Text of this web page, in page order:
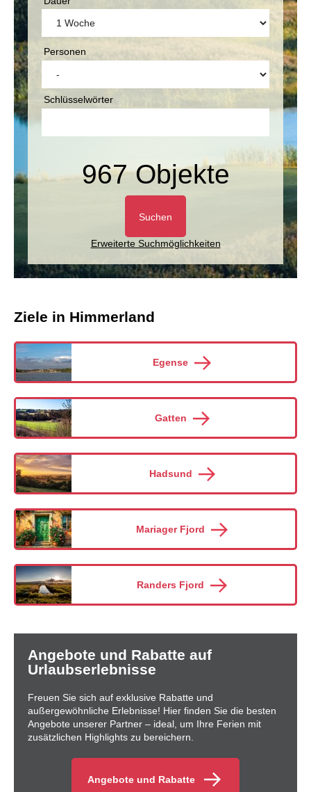
Personen
Schlüsselwörter
967 Objekte
Suchen
Erweiterte Suchmöglichkeiten
Ziele in Himmerland
Egense
Gatten
Hadsund
Mariager Fjord
Randers Fjord
Angebote und Rabatte auf
Urlaubserlebnisse
Freuen Sie sich auf exklusive Rabatte und
außergewöhnliche Erlebnisse! Hier finden Sie die besten
Angebote unserer Partner – ideal, um Ihre Ferien mit
zusätzlichen Highlights zu bereichern.
Angebote und Rabatte